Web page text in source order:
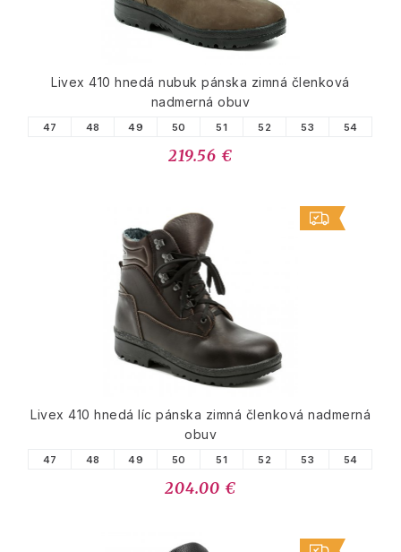
Livex 410 hnedá nubuk pánska zimná členková
nadmerná obuv
47 48 49 50 51 52 53 54
219.56 €
Livex 410 hnedá líc pánska zimná členková nadmerná
obuv
47 48 49 50 51 52 53 54
204.00 €